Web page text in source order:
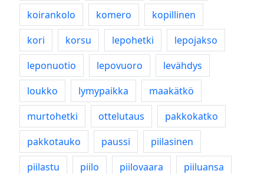
koirankolo
komero
kopillinen
kori
korsu lepohetki
lepojakso
leponuotio
lepovuoro
levähdys
loukko
lymypaikka
maakätkö
murtohetki
ottelutaus
pakkokatko
pakkotauko
paussi
piilasinen
piilastu
piilo piilovaara
piiluansa